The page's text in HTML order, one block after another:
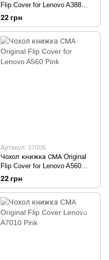
Flip Cover for Lenovo A388
Pink
22 грн
Артикул: 37006
Чохол книжка СМА Original
Flip Cover for Lenovo A560
Pink
22 грн